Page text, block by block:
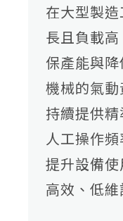
在大型製
長且負載
保產能與
機械的氣
持續提供
人工操作
提升設備
高效、低